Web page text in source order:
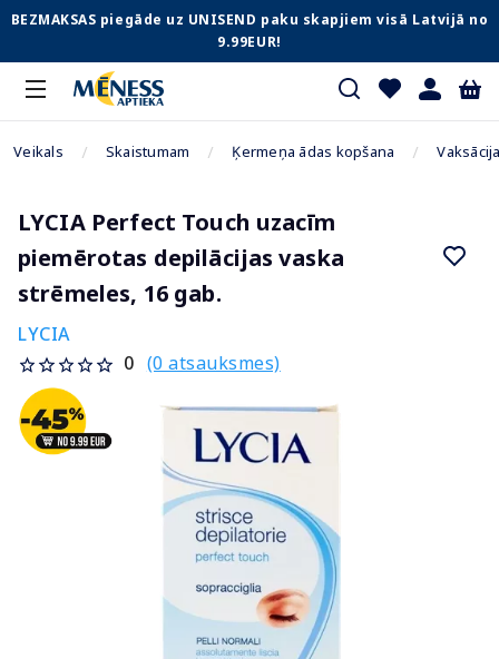
BEZMAKSAS piegāde uz UNISEND paku skapjiem visā Latvijā no
9.99EUR!
Veikals Skaistumam Ķermeņa ādas kopšana
LYCIA Perfect Touch uzacīm
piemērotas depilācijas vaska
strēmeles, 16 gab.
LYCIA
0 (0 atsauksmes)